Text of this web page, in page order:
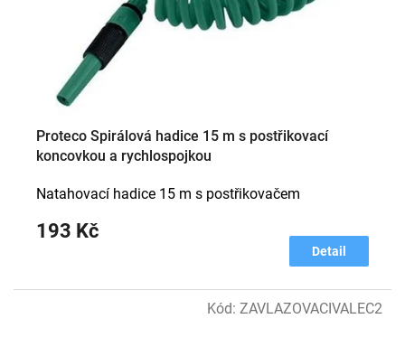
Proteco Spirálová hadice 15 m s postřikovací
koncovkou a rychlospojkou
193 Kč
Detail
Natahovací hadice 15 m s postřikovačem
Kód: ZAVLAZOVACIVALEC2